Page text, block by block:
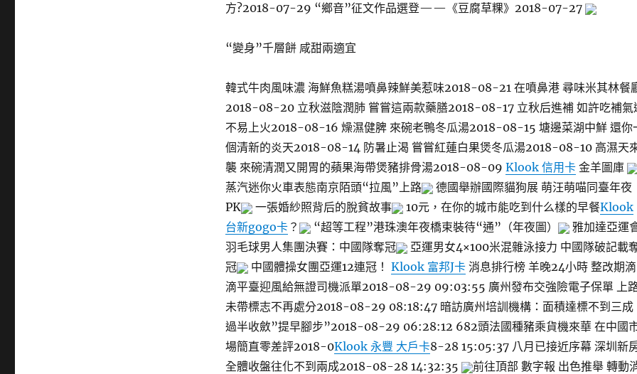
方?2018-07-29 “鄉音”征文作品選登——《豆腐草粿》2018-07-27
“變身”千層餅 咸甜兩適宜
韓式牛肉風味濃 海鮮魚糕湯噴鼻辣鮮美惹味2018-08-21 在噴鼻港 尋味米其林餐
2018-08-20 立秋滋陰潤肺 嘗嘗這兩款藥膳2018-08-17 立秋后進補 如許吃補氣
不易上火2018-08-16 燥濕健脾 來碗老鴨冬瓜湯2018-08-15 塘邊菜湖中鮮 還你
個清新的炎天2018-08-14 防暑止渴 嘗嘗紅蓮白果煲冬瓜湯2018-08-10 高濕天
襲 來碗清潤又開胃的蘋果海帶煲豬排骨湯2018-08-09 Klook 信用卡金羊圖庫
蒸汽迷你火車表態南京陌頭“拉風”上路
德國舉辦國際貓狗展 萌汪萌喵同臺年夜
PK
一張婚紗照背后的脫貧故事 10元，在你的城市能吃到什么樣的早餐Klook
台新gogo卡？ “超等工程”港珠澳年夜橋束裝待“通”（年夜圖）
雅加達亞運
羽毛球男人集團決賽：中國隊奪冠
亞運男女4×100米混雜泳接力 中國隊破記載
冠
中國體操女團亞運12連冠！ Klook 富邦J卡消息排行榜 羊晚24小時 整改期滴
滴平臺迎風給無證司機派單2018-08-29 09:03:55 廣州發布交強險電子保單 上
未帶標志不再處分2018-08-29 08:18:47 暗訪廣州培訓機構：面積達標不到三成
過半收斂”提早腳步”2018-08-29 06:28:12 682頭法國種豬乘貨機來華 在中國
場簡直零差評2018-0Klook 永豐 大戶卡8-28 15:05:37 八月已接近序幕 深圳新
全體收盤往化不到兩成2018-08-28 14:32:35
前往頂部 數字報 出色推舉 轉動